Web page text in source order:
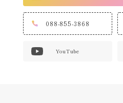
088-855-3868
YouTube